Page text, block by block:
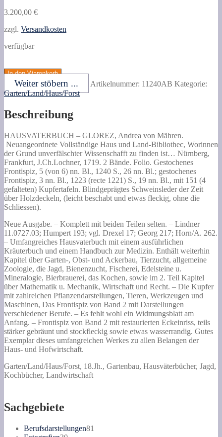
3.200,00 €
zzgl. Versandkosten
verfügbar
Andrea
von
Mähren.
Neuangeordnete
Haus
Land-
Bibliothec,
Worinnen
der
Grund
unverfälschter
Wissenschafft
zu
finden
Menge
In den Warenkorb
Weiter stöbern ... Artikelnummer: 11240AB Kategorie:
Garten/Land/Haus/Forst
Beschreibung
HAUSVATERBUCH – GLOREZ, Andrea von Mähren.
Neuangeordnete Vollständige Haus und Land-Bibliothec, Worinnen
der Grund unverfälschter Wissenschafft zu finden ist… Nürnberg,
Frankfurt, J.Ch.Lochner, 1719. 2 Bände. Folio. Gestochenes
Frontispiz, 5 (von 6) nn. Bl., 1240 S., 26 nn. Bl.; gestochenes
Frontispiz, 3 nn. Bl., 1223 (recte 1221) S., 19 nn. Bl., mit 151 (4
gefalteten) Kupfertafeln. Blindgeprägtes Schweinsleder der Zeit
über Holzdeckeln, (leicht beschabt und etwas fleckig, ohne die
Schliessen).
Neue Ausgabe. – Komplett mit beiden Teilen selten. – Lindner
11.0727.03; Humpert 193; vgl. Drexel 17; Georg 217; Horn/A. 262.
– Umfangreiches Hausvaterbuch mit einem ausführlichen
Kräuterbuch und einem Handbuch zur Medizin. Enthält weiterhin
Kapitel über Garten-, Obst- und Ackerbau, Tierzucht, allgemeine
Zoologie, die Jagd, Bienenzucht, Fischerei, Edelsteine u.
Mineralogie, Bierbrauerei, das Kochen, sowie im 2. Teil Kapitel
über Mathematik u. Mechanik, Wirtschaft und Recht. – Die Kupfer
mit zahlreichen Pflanzendarstellungen, Tieren, Werkzeugen und
Maschinen, Das Frontispiz von Band 2 mit Darstellungen
verschiedener Berufe. – Es fehlt wohl ein Widmungsblatt am
Anfang. – Frontispiz von Band 2 mit restaurierten Eckeinriss, teils
stärker gebräunt und stockfleckig sowie etwas wasserrandig. Gutes
Exemplar dieses umfangreichen Werkes zu allen Belangen der
Haus- und Hofwirtschaft.
Garten/Land/Haus/Forst, 18.Jh., Gartenbau, Hausväterbücher, Jagd,
Kochbücher, Landwirtschaft
Sachgebiete
Berufsdarstellungen81